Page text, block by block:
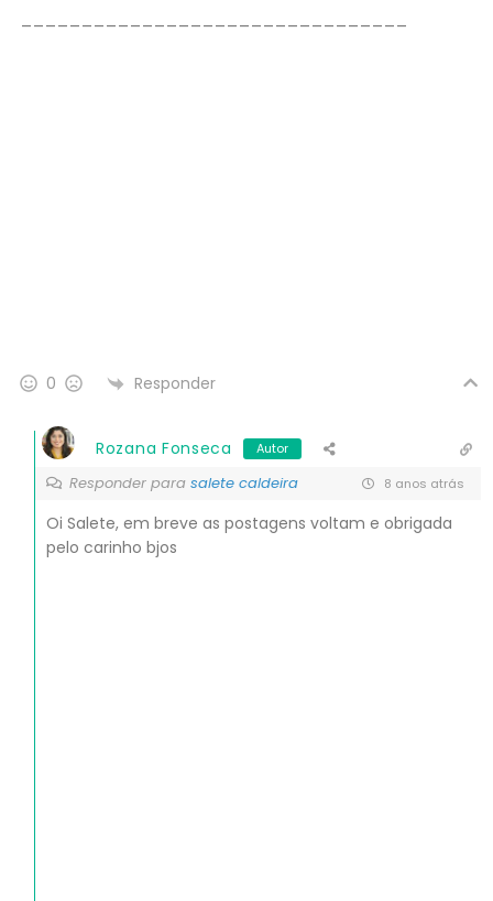
0 Responder
Rozana Fonseca Autor
Responder para salete caldeira 8 anos atrás
Oi Salete, em breve as postagens voltam e obrigada
pelo carinho bjos